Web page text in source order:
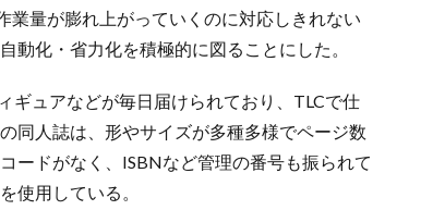
量が膨れ上がっていくのに対応しきれない
動化・省力化を積極的に図ることにした。
ギュアなどが毎日届けられており、TLCで仕
同人誌は、形やサイズが多種多様でページ数
ードがなく、ISBNなど管理の番号も振られて
使用している。